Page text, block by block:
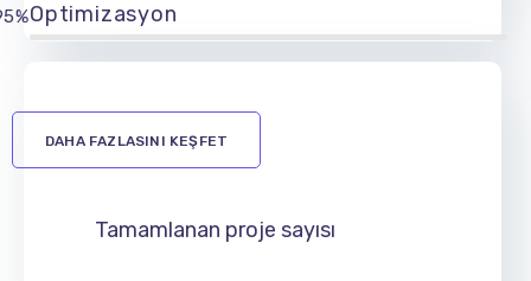
Optimizasyon
DAHA FAZLASINI KEŞFET
Tamamlanan proje sayısı